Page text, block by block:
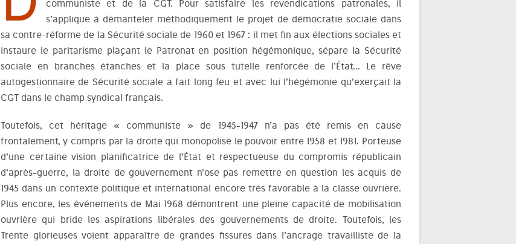
communiste et de la CGT. Pour satisfaire les revendications patronales, il
s’applique à démanteler méthodiquement le projet de démocratie sociale dans
sa contre-réforme de la Sécurité sociale de 1960 et 1967 : il met fin aux élections sociales et
instaure le paritarisme plaçant le Patronat en position hégémonique, sépare la Sécurité
sociale en branches étanches et la place sous tutelle renforcée de l’État… Le rêve
autogestionnaire de Sécurité sociale a fait long feu et avec lui l’hégémonie qu’exerçait la
CGT dans le champ syndical français.
Toutefois, cet héritage « communiste » de 1945-1947 n’a pas été remis en cause
frontalement, y compris par la droite qui monopolise le pouvoir entre 1958 et 1981. Porteuse
d’une certaine vision planificatrice de l’État et respectueuse du compromis républicain
d’après-guerre, la droite de gouvernement n’ose pas remettre en question les acquis de
1945 dans un contexte politique et international encore très favorable à la classe ouvrière.
Plus encore, les événements de Mai 1968 démontrent une pleine capacité de mobilisation
ouvrière qui bride les aspirations libérales des gouvernements de droite. Toutefois, les
Trente glorieuses voient apparaître de grandes fissures dans l’ancrage travailliste de la